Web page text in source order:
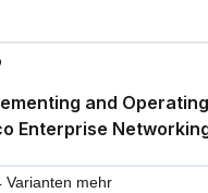
and Operating
Enterprise
Varianten mehr